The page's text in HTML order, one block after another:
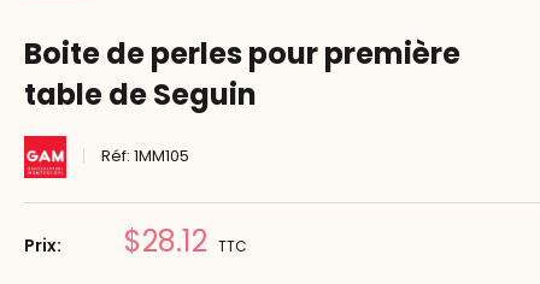
Boite de perles pour première
table de Seguin
Réf: 1MM105
Prix: Prix
$28.12 TTC